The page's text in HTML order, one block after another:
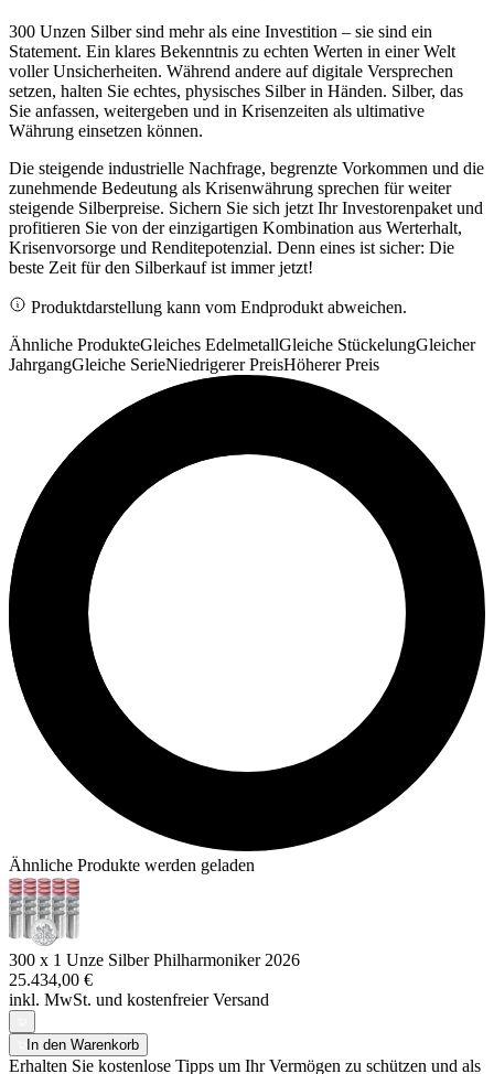
300 Unzen Silber sind mehr als eine Investition – sie sind ein
Statement. Ein klares Bekenntnis zu echten Werten in einer Welt
voller Unsicherheiten. Während andere auf digitale Versprechen
setzen, halten Sie echtes, physisches Silber in Händen. Silber, das
Sie anfassen, weitergeben und in Krisenzeiten als ultimative
Währung einsetzen können.
Die steigende industrielle Nachfrage, begrenzte Vorkommen und die
zunehmende Bedeutung als Krisenwährung sprechen für weiter
steigende Silberpreise. Sichern Sie sich jetzt Ihr Investorenpaket und
profitieren Sie von der einzigartigen Kombination aus Werterhalt,
Krisenvorsorge und Renditepotenzial. Denn eines ist sicher: Die
beste Zeit für den Silberkauf ist immer jetzt!
Produktdarstellung kann vom Endprodukt abweichen.
Ähnliche ProdukteGleiches EdelmetallGleiche StückelungGleicher
JahrgangGleiche SerieNiedrigerer PreisHöherer Preis
Ähnliche Produkte werden geladen
300 x 1 Unze Silber Philharmoniker 2026
25.434,00 €
inkl. MwSt. und kostenfreier Versand
In den Warenkorb
Erhalten Sie kostenlose Tipps um Ihr Vermögen zu schützen und als